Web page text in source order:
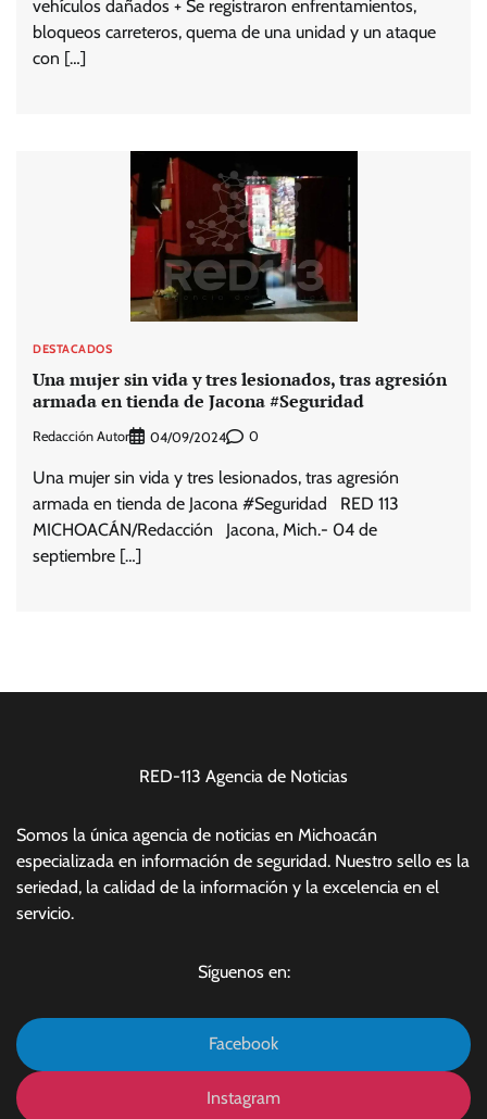
vehículos dañados + Se registraron enfrentamientos,
bloqueos carreteros, quema de una unidad y un ataque
con […]
DESTACADOS
Una mujer sin vida y tres lesionados, tras agresión
armada en tienda de Jacona #Seguridad
Redacción Autor 04/09/2024 0
Una mujer sin vida y tres lesionados, tras agresión
armada en tienda de Jacona #Seguridad RED 113
MICHOACÁN/Redacción Jacona, Mich.- 04 de
septiembre […]
RED-113 Agencia de Noticias
Somos la única agencia de noticias en Michoacán
especializada en información de seguridad. Nuestro sello es la
seriedad, la calidad de la información y la excelencia en el
servicio.
Síguenos en:
Facebook
Instagram